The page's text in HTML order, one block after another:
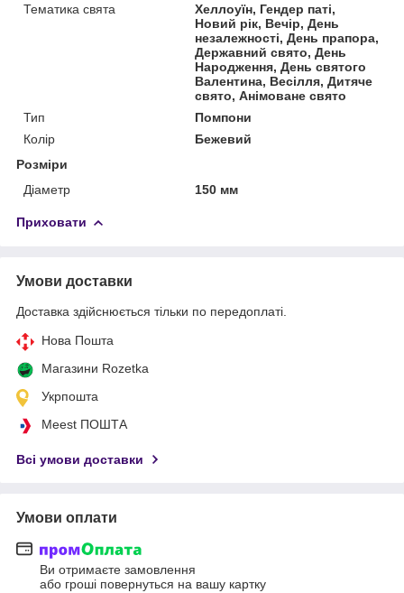
Тематика свята
Хеллоуїн, Гендер паті,
Новий рік, Вечір, День
незалежності, День прапора,
Державний свято, День
Народження, День святого
Валентина, Весілля, Дитяче
свято, Анімоване свято
Тип
Помпони
Колір
Бежевий
Розміри
Діаметр
150 мм
Приховати
Умови доставки
Доставка здійснюється тільки по передоплаті.
Нова Пошта
Магазини Rozetka
Укрпошта
Meest ПОШТА
Всі умови доставки
Умови оплати
Ви отримаєте замовлення
або гроші повернуться на вашу картку